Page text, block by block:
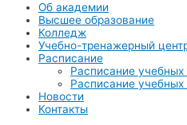
Об академии
Высшее образование
Колледж
Учебно-тренажерный
Расписание
Расписание учебных
Расписание
Новости
Контакты